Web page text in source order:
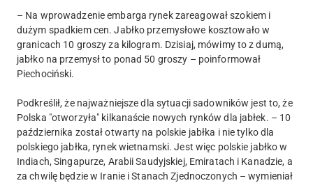
– Na wprowadzenie embarga rynek zareagował szokiem i
dużym spadkiem cen. Jabłko przemysłowe kosztowało w
granicach 10 groszy za kilogram. Dzisiaj, mówimy to z dumą,
jabłko na przemysł to ponad 50 groszy – poinformował
Piechociński.
Podkreślił, że najważniejsze dla sytuacji sadowników jest to, że
Polska "otworzyła" kilkanaście nowych rynków dla jabłek. – 10
października został otwarty na polskie jabłka i nie tylko dla
polskiego jabłka, rynek wietnamski. Jest więc polskie jabłko w
Indiach, Singapurze, Arabii Saudyjskiej, Emiratach i Kanadzie, a
za chwilę będzie w Iranie i Stanach Zjednoczonych – wymieniał